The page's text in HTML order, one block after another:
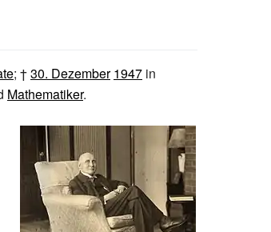
; †30. Dezember 1947 in
Mathematiker.